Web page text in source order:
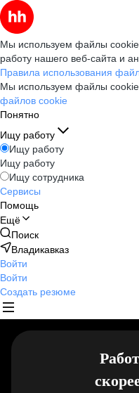
Мы используем файлы
работу нашего веб-сайта и
Правила использования
Мы используем файлы cookie.
файлов cookie
Понятно
Ищу работу
Ищу работу
Ищу работу
Ищу сотрудника
Сервисы
Помощь
Ещё
Поиск
Владикавказ
Войти
Войти
Создать резюме